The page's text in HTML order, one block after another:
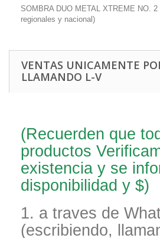
SOMBRA DUO METAL XTREME NO.
regionales y nacional)
VENTAS UNICAMENTE
LLAMANDO L-V
(Recuerden que
productos
existencia y se
disponibilidad y $)
1. a traves de
(escribiendo,